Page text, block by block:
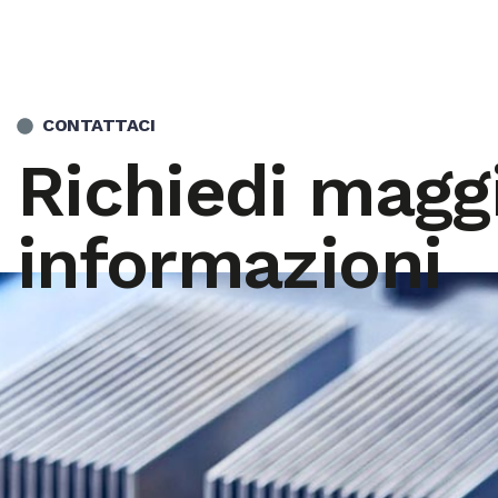
CONTATTACI
Richiedi
informazioni